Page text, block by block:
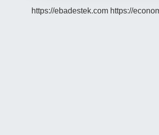
https://ebadestek.com https://